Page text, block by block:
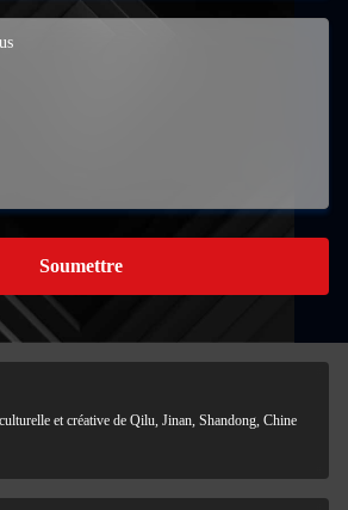
Soumettre
et créative de Qilu, Jinan, Shandong, Chine